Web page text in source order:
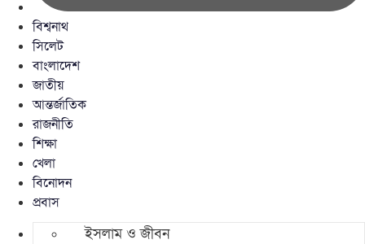
বিশ্বনাথ
সিলেট
বাংলাদেশ
জাতীয়
আন্তর্জাতিক
রাজনীতি
শিক্ষা
খেলা
বিনোদন
প্রবাস
ইসলাম ও জীবন